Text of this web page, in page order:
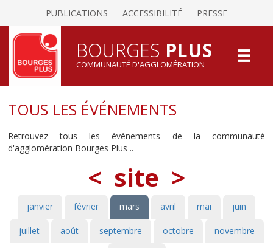
PUBLICATIONS ACCESSIBILITÉ PRESSE
BOURGES PLUS
COMMUNAUTÉ D'AGGLOMÉRATION
TOUS LES ÉVÉNEMENTS
Retrouvez tous les événements de la communauté
d'agglomération Bourges Plus ..
< site >
janvier février mars avril mai juin
juillet août septembre octobre novembre